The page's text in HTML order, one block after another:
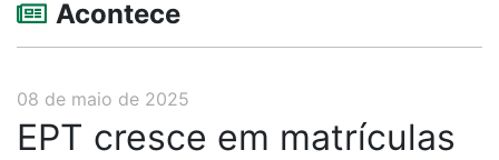
Acontece
08 de maio de 2025
EPT cresce em matrículas